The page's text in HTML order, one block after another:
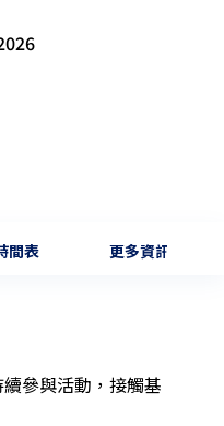
間表 更多資訊
參與活動，接觸基